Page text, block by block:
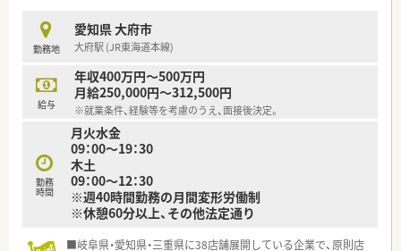
勤務地
愛知県 大府市
大府駅 (JR東海道本線)
給与
年収400万円～500万円
月給250,000円～312,500円
※就業条件、経験等を考慮のうえ、面接後決定。
勤務
時間
月火水金
09：00～19：30
木土
09：00～12：30
※週40時間勤務の月間変形労働制
※休憩60分以上、その他法定通り
■岐阜県・愛知県・三重県に38店舗展開している企業で、原則店